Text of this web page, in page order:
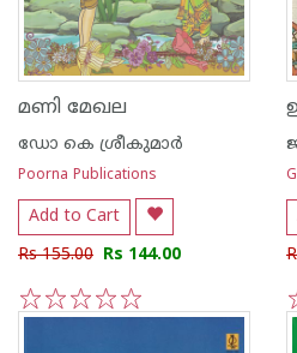
മണി മേഖല
ഡോ കെ ശ്രീകുമാര്‍
Poorna Publications
Add to Cart
Rs 155.00 Rs 144.00
5
4
3
2
1 1